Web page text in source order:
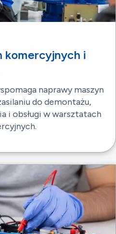
komercyjnych i
naprawy maszyn
do demontażu,
i obsługi w warsztatach